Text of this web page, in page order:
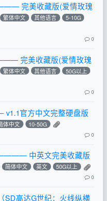
完美收藏版(爱情玫瑰
繁体中文 其他语言 5-10G
0
完美收藏版(爱情玫瑰
繁体中文 其他语言 50G以上
0
官方中文完整硬盘版
体中文 10-50G
0
中英文完美收藏版
简体中文 英文 50G以上
0
SD高达G世纪：火线纵横